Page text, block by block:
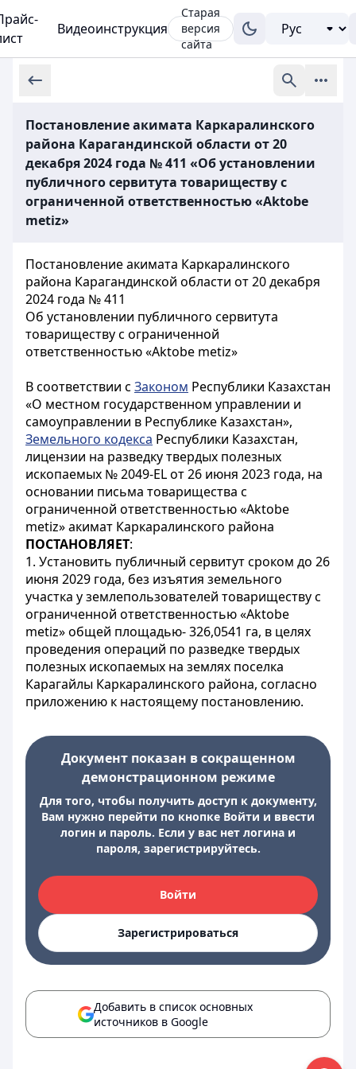
Видеоинструкция
Старая
версия
сайта
Постановление акимата Каркаралинского
района Карагандинской области от 20
декабря 2024 года № 411 «Об установлении
публичного сервитута товариществу с
ограниченной ответственностью «Aktobe
metiz»
Постановление акимата Каркаралинского
района Карагандинской области от 20 декабря
2024 года № 411
Об установлении публичного сервитута
товариществу с ограниченной
ответственностью «Aktobe metiz»
В соответствии с Законом Республики Казахстан
«О местном государственном управлении и
самоуправлении в Республике Казахстан»,
Земельного кодекса Республики Казахстан,
лицензии на разведку твердых полезных
ископаемых № 2049-EL от 26 июня 2023 года, на
основании письма товарищества с
ограниченной ответственностью «Aktobe
metiz» акимат Каркаралинского района
ПОСТАНОВЛЯЕТ:
1. Установить публичный сервитут сроком до 26
июня 2029 года, без изъятия земельного
участка у землепользователей товариществу с
ограниченной ответственностью «Aktobe
metiz» общей площадью- 326,0541 га, в целях
проведения операций по разведке твердых
полезных ископаемых на землях поселка
Карагайлы Каркаралинского района, согласно
приложению к настоящему постановлению.
Документ показан в сокращенном
демонстрационном режиме
Для того, чтобы получить доступ к документу,
Вам нужно перейти по кнопке Войти и ввести
логин и пароль. Если у вас нет логина и
пароля, зарегистрируйтесь.
Войти
Зарегистрироваться
Добавить в список основных
источников в Google